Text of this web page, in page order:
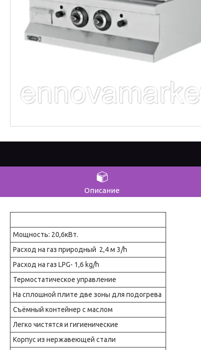
Описание
Мощность: 20,6кВт.
Расход на газ природный 2,4 м 3/h
Расход на газ LPG- 1,6 kg/h
Термостатическое управление
На сплошной плите две зоны для подогрева
Съёмный контейнер с маслом
Легко чистятся и гигиенические
Корпус из нержавеющей стали